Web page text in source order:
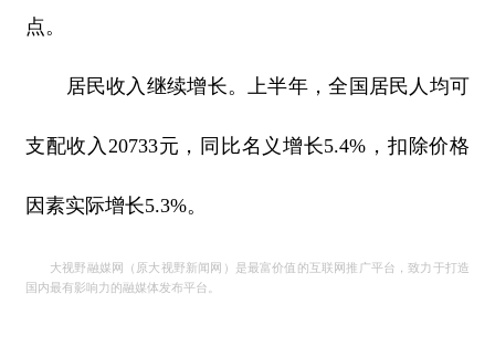
点。
居民收入继续增长。上半年，全国居民人均可
支配收入20733元，同比名义增长5.4%，扣除价格
因素实际增长5.3%。
大视野融媒网（原大视野新闻网）是最富价值的互联网推广平台，致力于打造
国内最有影响力的融媒体发布平台。